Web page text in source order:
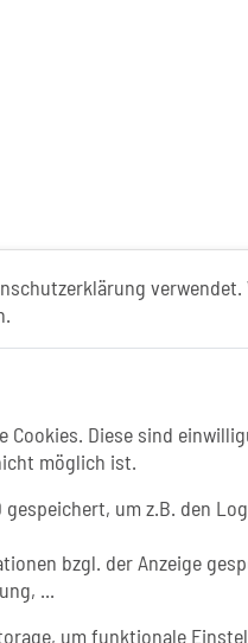
verwendet.
Cookies. Diese sind
möglich ist.
um z.B. den
bzgl. der Anzeige
...
um funktionale
auf